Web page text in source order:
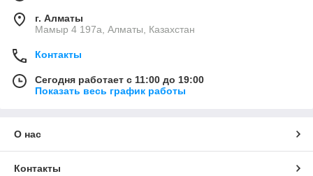
г. Алматы
Мамыр 4 197а, Алматы, Казахстан
Контакты
Сегодня работает с 11:00 до 19:00
Показать весь график работы
О нас
Контакты